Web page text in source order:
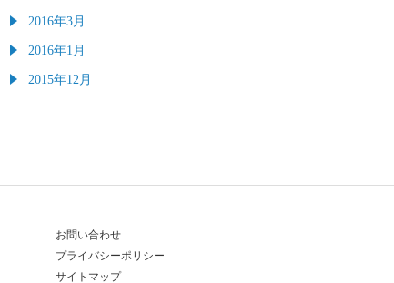
2016年3月
2016年1月
2015年12月
お問い合わせ
プライバシーポリシー
サイトマップ